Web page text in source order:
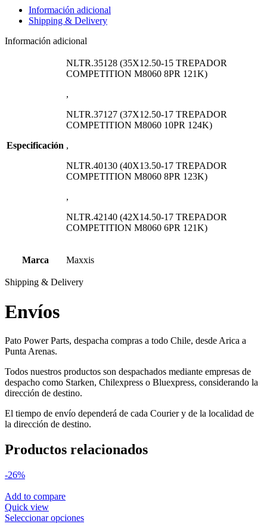
Información adicional
Shipping & Delivery
Información adicional
Especificación
NLTR.35128 (35X12.50-15 TREPADOR
COMPETITION M8060 8PR 121K)
,
NLTR.37127 (37X12.50-17 TREPADOR
COMPETITION M8060 10PR 124K)
,
NLTR.40130 (40X13.50-17 TREPADOR
COMPETITION M8060 8PR 123K)
,
NLTR.42140 (42X14.50-17 TREPADOR
COMPETITION M8060 6PR 121K)
Marca Maxxis
Shipping & Delivery
Envíos
Pato Power Parts, despacha compras a todo Chile, desde Arica a
Punta Arenas.
Todos nuestros productos son despachados mediante empresas de
despacho como Starken, Chilexpress o Bluexpress, considerando la
dirección de destino.
El tiempo de envío dependerá de cada Courier y de la localidad de
la dirección de destino.
Productos relacionados
-26%
Add to compare
Quick view
Seleccionar opcionesEste